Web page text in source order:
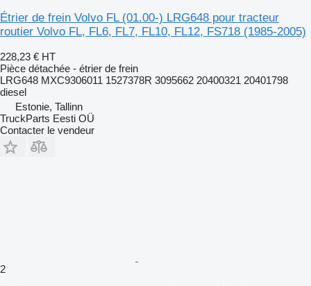
Étrier de frein Volvo FL (01.00-) LRG648 pour tracteur
routier Volvo FL, FL6, FL7, FL10, FL12, FS718 (1985-2005)
228,23 € HT
Pièce détachée - étrier de frein
LRG648 MXC9306011 1527378R 3095662 20400321 20401798
diesel
Estonie, Tallinn
TruckParts Eesti OÜ
Contacter le vendeur
2